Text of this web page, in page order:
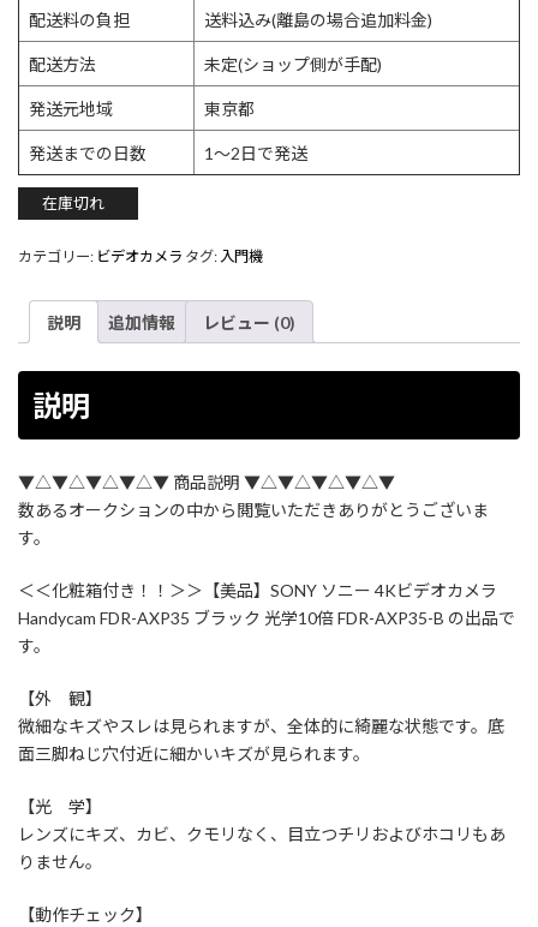
配送料の負担 送料込み(離島の場合追加料金)
配送方法 未定(ショップ側が手配)
発送元地域 東京都
発送までの日数 1〜2日で発送
在庫切れ
カテゴリー: ビデオカメラ タグ:入門機
説明 追加情報 レビュー (0)
説明
▼△▼△▼△▼△▼ 商品説明 ▼△▼△▼△▼△▼
数あるオークションの中から閲覧いただきありがとうございま
す。
＜＜化粧箱付き！！＞＞【美品】SONY ソニー 4Kビデオカメラ
Handycam FDR-AXP35 ブラック 光学10倍 FDR-AXP35-B の出品で
す。
【外 観】
微細なキズやスレは見られますが、全体的に綺麗な状態です。底
面三脚ねじ穴付近に細かいキズが見られます。
【光 学】
レンズにキズ、カビ、クモリなく、目立つチリおよびホコリもあ
りません。
【動作チェック】